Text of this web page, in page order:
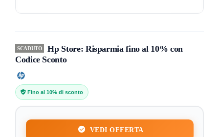
SCADUTO
Hp Store: Risparmia fino al 10% con
Codice Sconto
Fino al 10% di sconto
VEDI OFFERTA